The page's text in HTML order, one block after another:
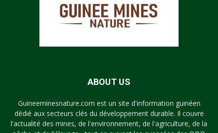
ABOUT US
Guineeminesnature.com est un site d'information guinéen
dédié aux secteurs clés du développement durable. Il couvre
l'actualité des mines, de l'environnement, de l'agriculture, de la